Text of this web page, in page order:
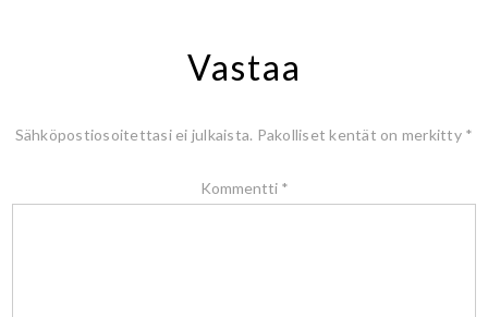
Vastaa
Sähköpostiosoitettasi ei julkaista. Pakolliset kentät on merkitty *
Kommentti *